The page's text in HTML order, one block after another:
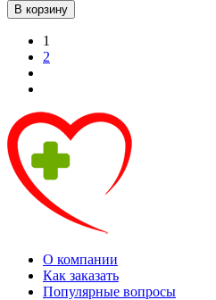
В корзину
1
2
О компании
Как заказать
Популярные вопросы